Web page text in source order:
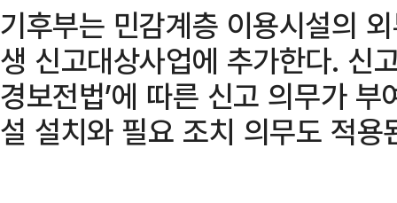
기후부는 민감계층 이용시설의
생 신고대상사업에 추가한다. 신
경보전법’에 따른 신고 의무가
설 설치와 필요 조치 의무도 적용